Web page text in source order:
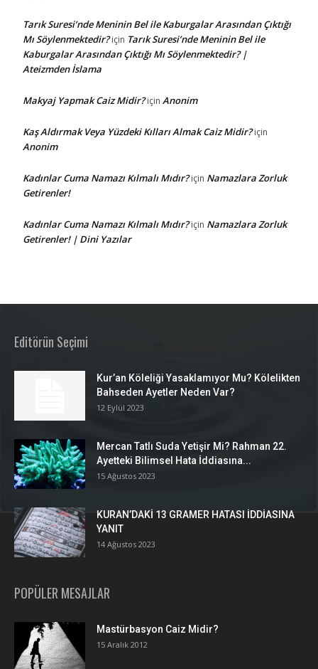
Tarık Suresi’nde Meninin Bel ile Kaburgalar Arasından Çıktığı
Mı Söylenmektedir?için Tarık Suresi’nde Meninin Bel ile
Kaburgalar Arasından Çıktığı Mı Söylenmektedir? |
Ateizmden İslama
Makyaj Yapmak Caiz Midir?için Anonim
Kaş Aldırmak Veya Yüzdeki Kılları Almak Caiz Midir?için
Anonim
Kadınlar Cuma Namazı Kılmalı Mıdır?için Namazlara Zorluk
Getirenler!
Kadınlar Cuma Namazı Kılmalı Mıdır?için Namazlara Zorluk
Getirenler! | Dini Yazılar
Editörün Seçimi
Kur’an Köleliği Yasaklamıyor Mu? Kölelikten
Bahseden Ayetler Neden Var?
12 Eylül 2023
Mercan Tatlı Suda Yetişir Mi? Rahman 22.
Ayetteki Bilimsel Hata İddiasına...
15 Ağustos 2023
KURAN’DAKİ 13 GRAMER HATASI İDDİASINA
YANIT
14 Ağustos 2023
POPÜLER MESAJLAR
Mastürbasyon Caiz Midir?
15 Aralık 2012